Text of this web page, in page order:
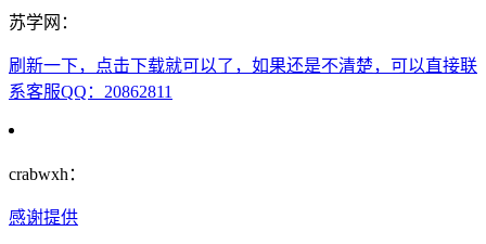
苏学网：
刷新一下，点击下载就可以了，如果还是不清楚，可以直接联
系客服QQ：20862811
crabwxh：
感谢提供